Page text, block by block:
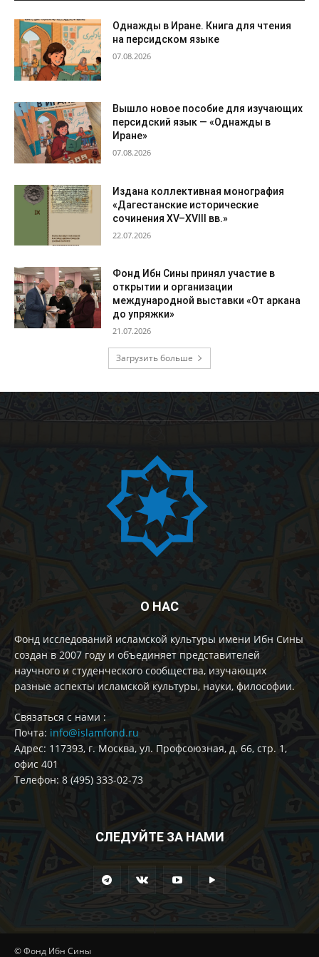
Однажды в Иране. Книга для чтения
на персидском языке
07.08.2026
Вышло новое пособие для изучающих
персидский язык — «Однажды в
Иране»
07.08.2026
Издана коллективная монография
«Дагестанские исторические
сочинения XV–XVIII вв.»
22.07.2026
Фонд Ибн Сины принял участие в
открытии и организации
международной выставки «От аркана
до упряжки»
21.07.2026
Загрузить больше
О НАС
Фонд исследований исламской культуры имени Ибн Сины
создан в 2007 году и объединяет представителей
научного и студенческого сообщества, изучающих
разные аспекты исламской культуры, науки, философии.
Cвязаться с нами :
Почта: info@islamfond.ru
Адрес: 117393, г. Москва, ул. Профсоюзная, д. 66, стр. 1,
офис 401
Телефон: 8 (495) 333-02-73
СЛЕДУЙТЕ ЗА НАМИ
© Фонд Ибн Сины